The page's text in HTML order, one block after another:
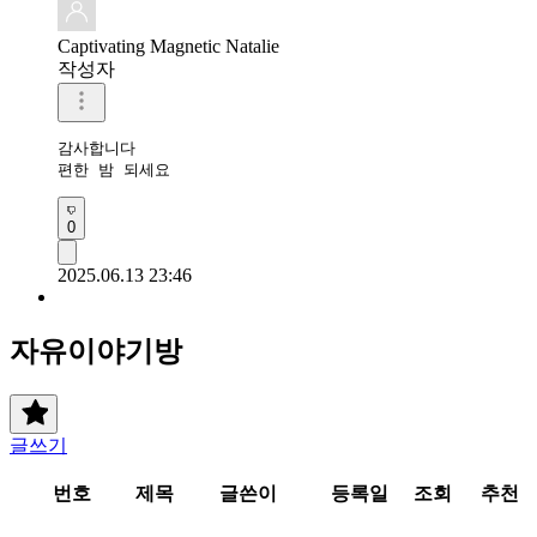
Captivating Magnetic Natalie
작성자
감사합니다
편한 밤 되세요
0
2025.06.13 23:46
자유이야기방
글쓰기
번호 제목 글쓴이 등록일 조회 추천